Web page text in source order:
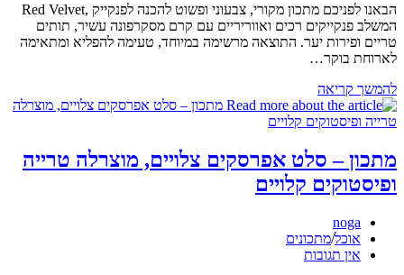
הבאנו לפניכם מתכון מקורי, צבעוני ופשוט להכנה לפנקייק ,Red Velvet
המשלב פנקייקים רכים ואווריריים עם קרם מסקרפונה עשיר, תותים
טריים ופירות יער. התוצאה מרשימה במיוחד, טעימה להפליא ומתאימה
לארוחת בוקר…
להמשך קריאהמתכון
–
פנקייק
Velvet
מתכון – סלט אפרסקים צלויים, מוצרלה טרייה
ופיסטוקים קלויים
מחבר:
noga
קטגוריה:
אוכל/מתכונים
תגובות:
אין תגובות